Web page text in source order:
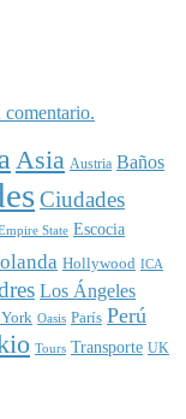
comentario.
Asia Austria Baños
Ciudades
State Escocia
Hollywood ICA
Los Ángeles
Oasis París Perú
Tours Transporte UK